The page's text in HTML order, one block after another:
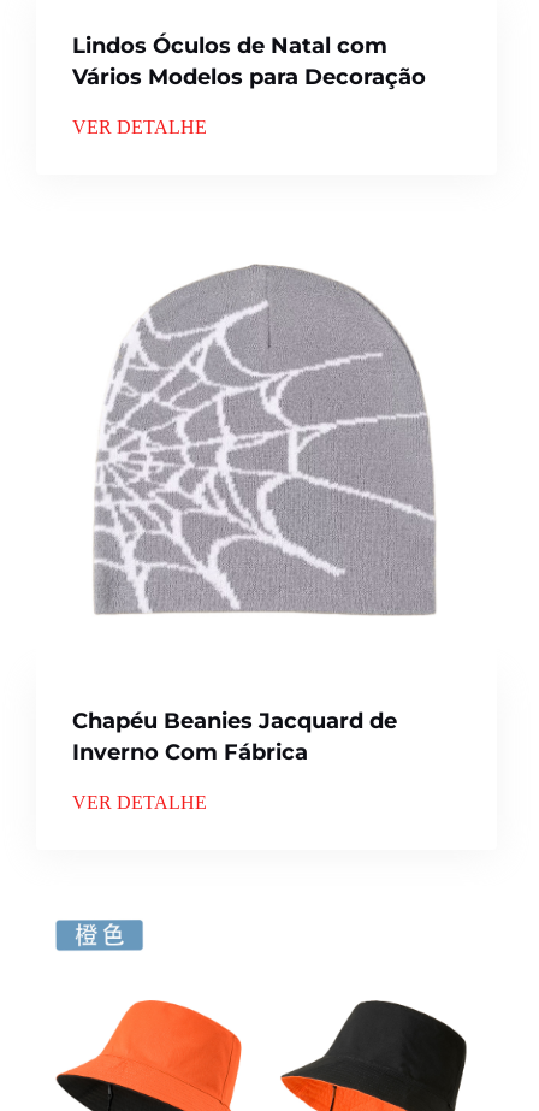
Lindos Óculos de Natal com
Vários Modelos para Decoração
VER DETALHE
Chapéu Beanies Jacquard de
Inverno Com Fábrica
VER DETALHE